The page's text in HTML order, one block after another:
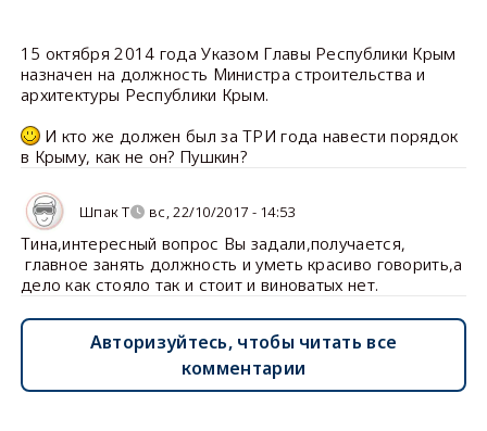
15 октября 2014 года Указом Главы Республики Крым
назначен на должность Министра строительства и
архитектуры Республики Крым.
И кто же должен был за ТРИ года навести порядок
в Крыму, как не он? Пушкин?
Шпак Т вс, 22/10/2017 - 14:53
Тина,интересный вопрос Вы задали,получается,
главное занять должность и уметь красиво говорить,а
дело как стояло так и стоит и виноватых нет.
Авторизуйтесь, чтобы читать все
комментарии